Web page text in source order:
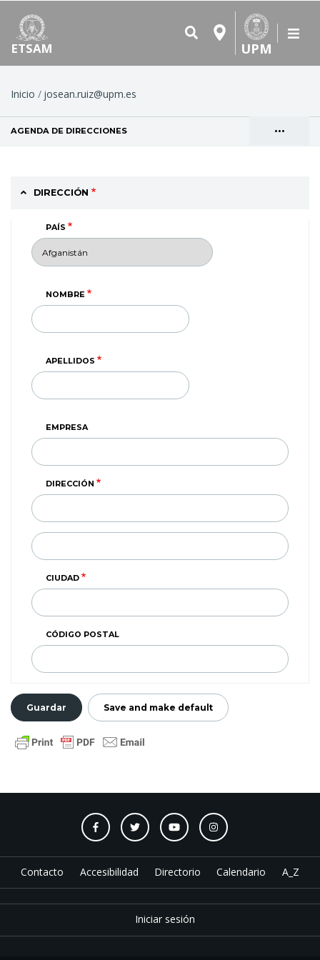
ETSAM UPM
Ruta
de
navegación
Inicio josean.ruiz@upm.es
•••
AGENDA DE DIRECCIONES
DIRECCIÓN
PAÍS
NOMBRE
APELLIDOS
EMPRESA
DIRECCIÓN
LINEA)
CIUDAD
CÓDIGO POSTAL
Contacto Accesibilidad Directorio Calendario A_Z
Iniciar sesión